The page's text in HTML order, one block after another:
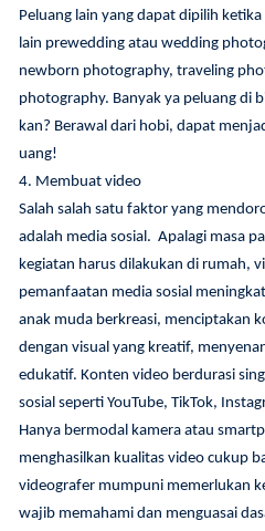
Peluang lain yang dapat dipilih
lain prewedding atau wedding
newborn photography, traveling
photography. Banyak ya peluang di
kan? Berawal dari hobi, dapat
uang!
4. Membuat video
Salah salah satu faktor yang
adalah media sosial. Apalagi masa
kegiatan harus dilakukan di rumah,
pemanfaatan media sosial
anak muda berkreasi, menciptakan
dengan visual yang kreatif,
edukatif. Konten video berdurasi
sosial seperti YouTube, TikTok,
Hanya bermodal kamera atau
menghasilkan kualitas video cukup
videografer mumpuni memerlukan
wajib memahami dan menguasai